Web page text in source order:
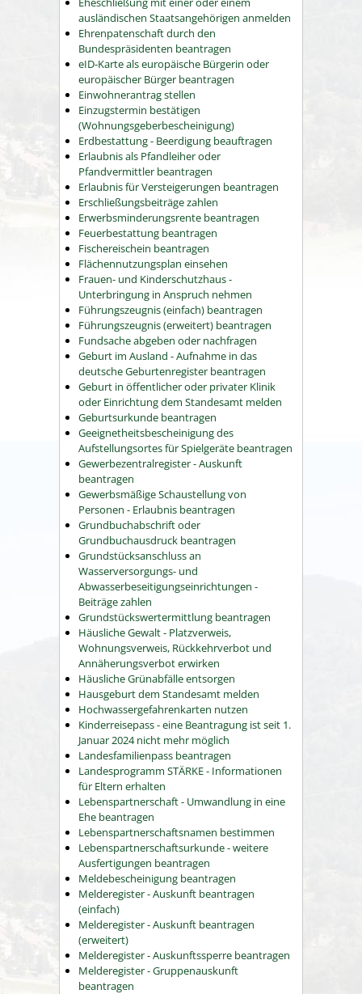
ausländischen Staatsangehörigen anmelden
Ehrenpatenschaft durch den
Bundespräsidenten beantragen
eID-Karte als europäische Bürgerin oder
europäischer Bürger beantragen
Einwohnerantrag stellen
Einzugstermin bestätigen
(Wohnungsgeberbescheinigung)
Erdbestattung - Beerdigung beauftragen
Erlaubnis als Pfandleiher oder
Pfandvermittler beantragen
Erlaubnis für Versteigerungen beantragen
Erschließungsbeiträge zahlen
Erwerbsminderungsrente beantragen
Feuerbestattung beantragen
Fischereischein beantragen
Flächennutzungsplan einsehen
Frauen- und Kinderschutzhaus -
Unterbringung in Anspruch nehmen
Führungszeugnis (einfach) beantragen
Führungszeugnis (erweitert) beantragen
Fundsache abgeben oder nachfragen
Geburt im Ausland - Aufnahme in das
deutsche Geburtenregister beantragen
Geburt in öffentlicher oder privater Klinik
oder Einrichtung dem Standesamt melden
Geburtsurkunde beantragen
Geeignetheitsbescheinigung des
Aufstellungsortes für Spielgeräte beantragen
Gewerbezentralregister - Auskunft
beantragen
Gewerbsmäßige Schaustellung von
Personen - Erlaubnis beantragen
Grundbuchabschrift oder
Grundbuchausdruck beantragen
Grundstücksanschluss an
Wasserversorgungs- und
Abwasserbeseitigungseinrichtungen -
Beiträge zahlen
Grundstückswertermittlung beantragen
Häusliche Gewalt - Platzverweis,
Wohnungsverweis, Rückkehrverbot und
Annäherungsverbot erwirken
Häusliche Grünabfälle entsorgen
Hausgeburt dem Standesamt melden
Hochwassergefahrenkarten nutzen
Kinderreisepass - eine Beantragung ist seit 1.
Januar 2024 nicht mehr möglich
Landesfamilienpass beantragen
Landesprogramm STÄRKE - Informationen
für Eltern erhalten
Lebenspartnerschaft - Umwandlung in eine
Ehe beantragen
Lebenspartnerschaftsnamen bestimmen
Lebenspartnerschaftsurkunde - weitere
Ausfertigungen beantragen
Meldebescheinigung beantragen
Melderegister - Auskunft beantragen
(einfach)
Melderegister - Auskunft beantragen
(erweitert)
Melderegister - Auskunftssperre beantragen
Melderegister - Gruppenauskunft
beantragen